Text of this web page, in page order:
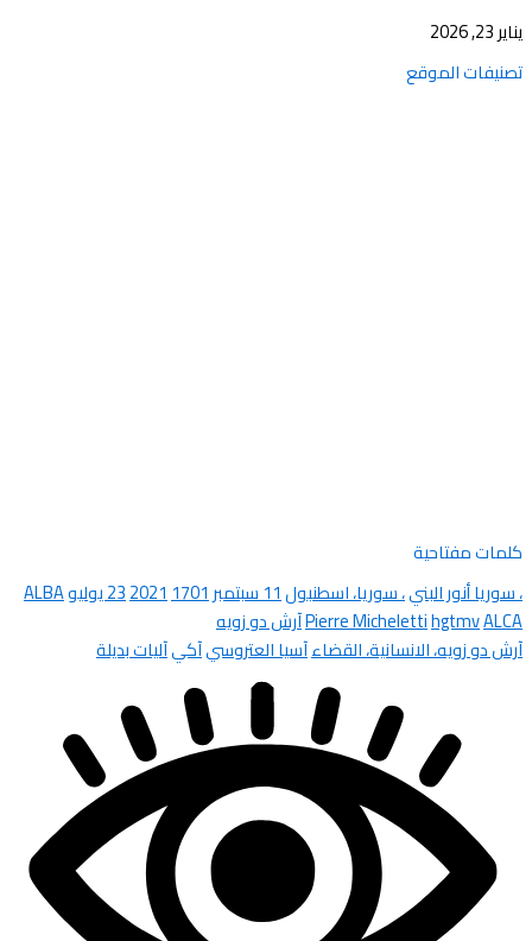
يناير 23, 2026
تصنيفات الموقع
كلمات مفتاحية
، سوريا أنور البني، سوريا، اسطنبول11 سبتمبر 1701
202123 يوليو
ALBA
ALCA
hgtmv
Pierre Michelettiآرش دو زويه
آرش دو زويه، الانسانية، القضاءآسيا العتروسيآكيآليات بديلة